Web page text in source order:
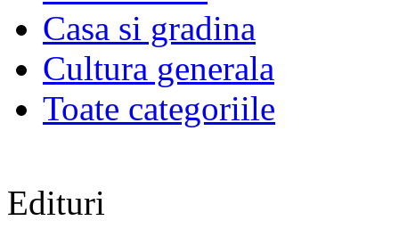
Casa si gradina
Cultura generala
Toate categoriile
Edituri